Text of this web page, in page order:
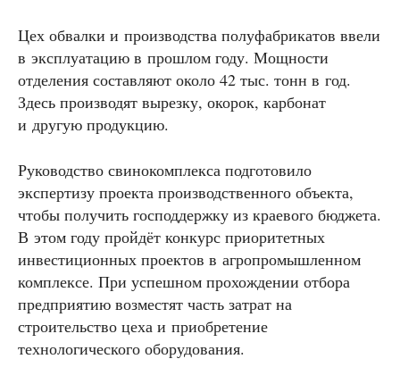
Цех обвалки и производства полуфабрикатов ввели
в эксплуатацию в прошлом году. Мощности
отделения составляют около 42 тыс. тонн в год.
Здесь производят вырезку, окорок, карбонат
и другую продукцию.
Руководство свинокомплекса подготовило
экспертизу проекта производственного объекта,
чтобы получить господдержку из краевого бюджета.
В этом году пройдёт конкурс приоритетных
инвестиционных проектов в агропромышленном
комплексе. При успешном прохождении отбора
предприятию возместят часть затрат на
строительство цеха и приобретение
технологического оборудования.